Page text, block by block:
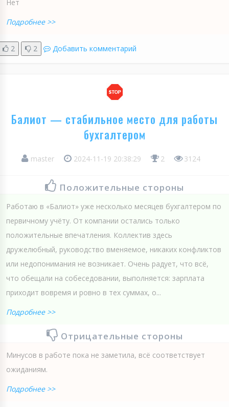
Нет
Подробнее >>
2 2 Добавить комментарий
Балиот — стабильное место для работы
бухгалтером
master 2024-11-19 20:38:29 2 3124
Положительные стороны
Работаю в «Балиот» уже несколько месяцев бухгалтером по
первичному учёту. От компании остались только
положительные впечатления. Коллектив здесь
дружелюбный, руководство вменяемое, никаких конфликтов
или недопонимания не возникает. Очень радует, что всё,
что обещали на собеседовании, выполняется: зарплата
приходит вовремя и ровно в тех суммах, о...
Подробнее >>
Отрицательные стороны
Минусов в работе пока не заметила, всё соответствует
ожиданиям.
Подробнее >>